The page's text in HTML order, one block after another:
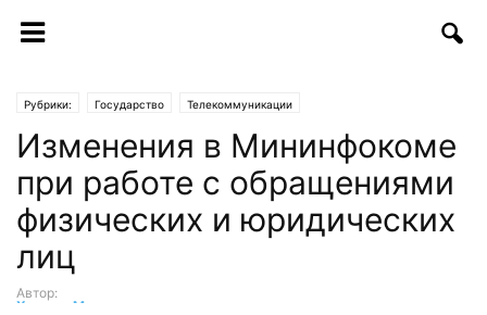
Рубрики: Государство Телекоммуникации
Изменения в Мининфокоме
при работе с обращениями
физических и юридических
лиц
Автор:
Хумоюн Мукимов